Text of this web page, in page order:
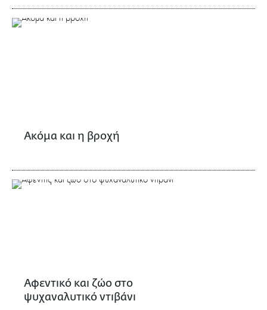
Ακόμα και η βροχή
Αφεντικό και ζώο στο
ψυχαναλυτικό ντιβάνι